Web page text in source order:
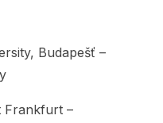
Budapešť –
Frankfurt –